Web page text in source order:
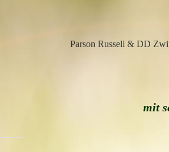
Parson Russell & DD
mit